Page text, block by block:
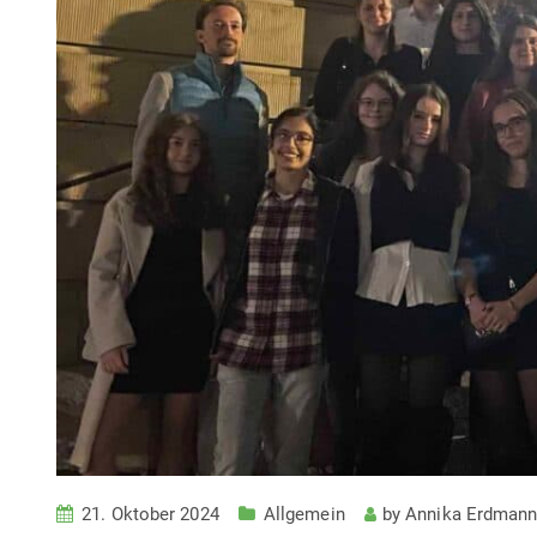
21. Oktober 2024 Allgemein byAnnika Erdmann